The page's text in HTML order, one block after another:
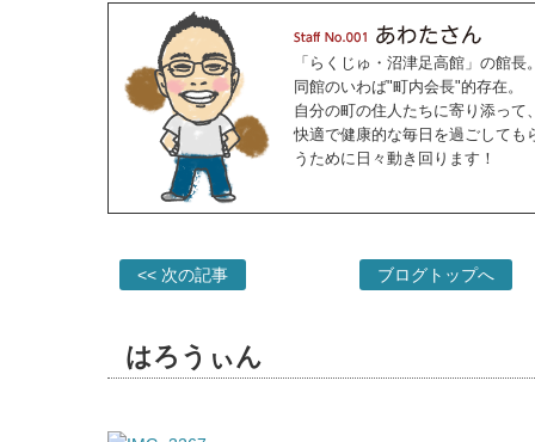
「らくじゅ・沼津足高館」の館長
同館のいわば"町内会長"的存在。
自分の町の住人たちに寄り添って
快適で健康的な毎日を過ごしても
うために日々動き回ります！
<< 次の記事 ブログトップへ
はろうぃん